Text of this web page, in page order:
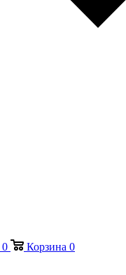
0 Корзина 0